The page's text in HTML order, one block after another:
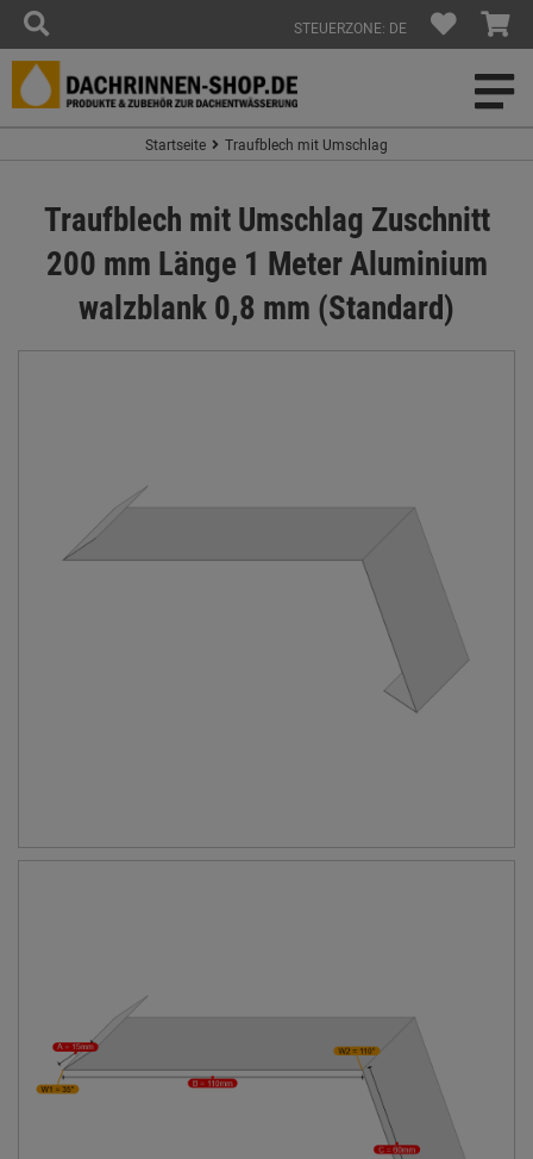
STEUERZONE: DE
Startseite Traufblech mit Umschlag
Traufblech mit Umschlag Zuschnitt
200 mm Länge 1 Meter Aluminium
walzblank 0,8 mm (Standard)